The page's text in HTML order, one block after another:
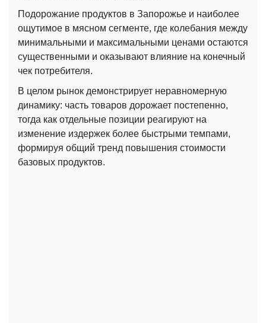
Подорожание продуктов в Запорожье и наиболее
ощутимое в мясном сегменте, где колебания между
минимальными и максимальными ценами остаются
существенными и оказывают влияние на конечный
чек потребителя.
В целом рынок демонстрирует неравномерную
динамику: часть товаров дорожает постепенно,
тогда как отдельные позиции реагируют на
изменение издержек более быстрыми темпами,
формируя общий тренд повышения стоимости
базовых продуктов.